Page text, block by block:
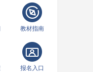
教材指南
报名入口